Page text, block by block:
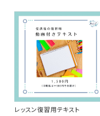
レッスン復習用テキスト